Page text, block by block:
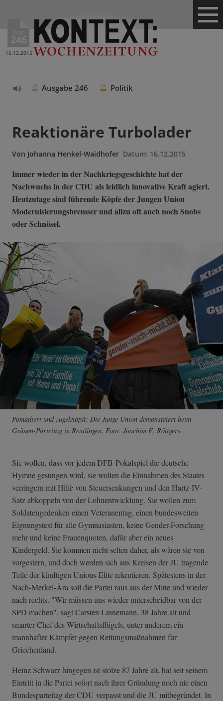
Ausg.
246
16.12.2015
Ausgabe 246 Politik
Reaktionäre Turbolader
Von Johanna Henkel-Waidhofer Datum: 16.12.2015
Immer wieder in der Nachkriegsgeschichte hat der
Nachwuchs in der CDU als leidlich innovative Kraft agiert.
Heutzutage sind führende Köpfe der Jungen Union
Modernisierungsbremser und allzu oft auch noch Snobs
oder Schnösel.
Pomadiert und zugeknöpft: Die Junge Union demonstriert beim
Grünen-Parteitag in Reutlingen. Foto: Joachim E. Röttgers
Sie wollen, dass vor jedem DFB-Pokalspiel die deutsche
Hymne gesungen wird, sie wollen die Einnahmen des Staates
verringern mit Hilfe von Steuersenkungen und den Hartz-IV-
Satz abkoppeln von der Lohnentwicklung. Sie wollen zum
Soldatengedenken einen Veteranentag, einen bundesweiten
Eignungstest für alle Gymnasiasten, keine Gender-Forschung
mehr und keine Frauenquoten, dafür aber ein neues
Kindergeld. Sie kommen nicht selten daher, als wären sie von
vorgestern, und doch werden sich aus Kreisen der JU tragende
Teile der künftigen Unions-Elite rekrutieren. Spätestens in der
Nach-Merkel-Ära soll die Partei raus aus der Mitte und wieder
nach rechts. "Wir müssen uns wieder unterscheidbar von der
SPD machen", sagt Carsten Linnemann, 38 Jahre alt und
smarter Chef des Wirtschaftsflügels, unter anderem ein
mannhafter Kämpfer gegen Rettungsmaßnahmen für
Griechenland.
Heinz Schwarz hingegen ist stolze 87 Jahre alt, hat seit seinem
Eintritt in die Partei sofort nach ihrer Gründung noch nie einen
Bundesparteitag der CDU verpasst und die JU mitbegründet. In